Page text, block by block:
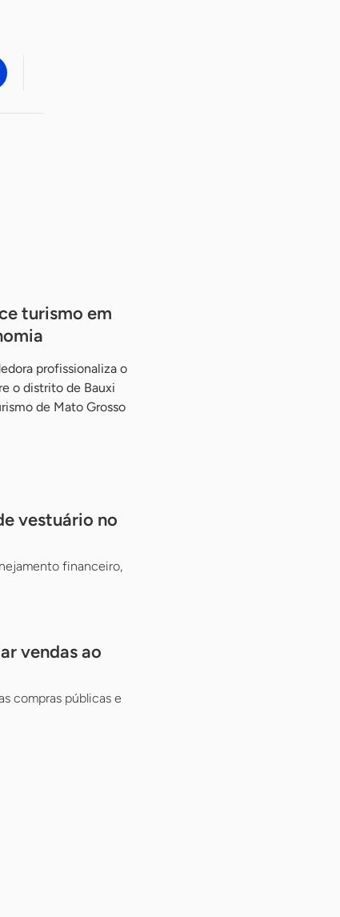
turismo em
profissionaliza o
o distrito de Bauxi
de Mato Grosso
vestuário no
financeiro,
vendas ao
compras públicas e